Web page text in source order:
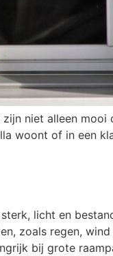
niet alleen mooi
woont of in een
licht en
zoals regen,
bij grote